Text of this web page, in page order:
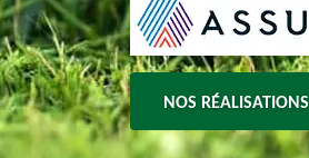
NOS RÉALISATIONS